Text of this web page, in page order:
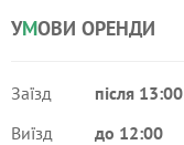
УМОВИ ОРЕНДИ
Заїзд
після 13:00
Виїзд
до 12:00